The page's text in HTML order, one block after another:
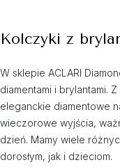
Kolczyki z
W sklepie ACLARI
diamentami i brylantami.
eleganckie diamentowe
wieczorowe wyjścia,
dzień. Mamy wiele
dorosłym, jak i dzieciom.